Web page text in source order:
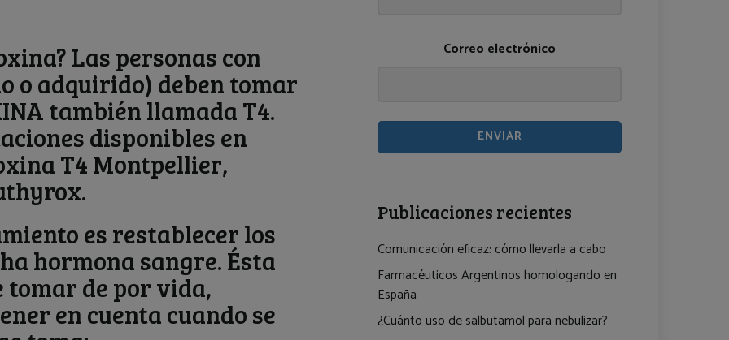
Las personas con
o adquirido) deben tomar
también llamada T4.
disponibles en
T4 Montpellier,
es restablecer los
hormona sangre. Ésta
tomar de por vida,
en cuenta cuando se
Correo electrónico
ENVIAR
Publicaciones recientes
Comunicación eficaz: cómo llevarla a cabo
Farmacéuticos Argentinos homologando en
España
¿Cuánto uso de salbutamol para nebulizar?